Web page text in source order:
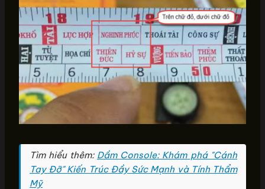
Tìm hiểu thêm: Dầm Console: Khám phá "Cánh
Tay Đỡ" Kiến Trúc Đầy Sức Mạnh và Tính Thẩm
Mỹ